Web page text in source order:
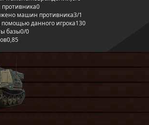
0
машин противника3/1
данного игрока130
базы0/0
0,85